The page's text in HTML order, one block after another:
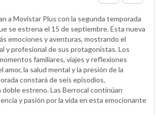
a Movistar Plus con la segunda temporada
se estrena el 15 de septiembre. Esta nueva
emociones y aventuras, mostrando el
y profesional de sus protagonistas. Los
familiares, viajes y reflexiones
amor, la salud mental y la presión de la
constará de seis episodios,
doble estreno. Las Berrocal continúan
y pasión por la vida en esta emocionante